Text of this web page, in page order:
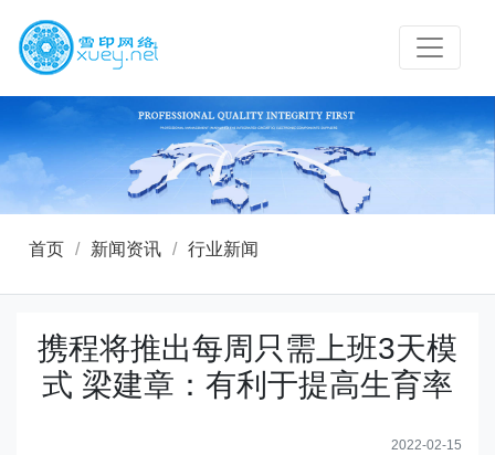
首页 / 新闻资讯 / 行业新闻
携程将推出每周只需上班3天模
式 梁建章：有利于提高生育率
2022-02-15